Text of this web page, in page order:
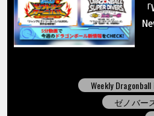
Weekly Dragonball
ゼノバー